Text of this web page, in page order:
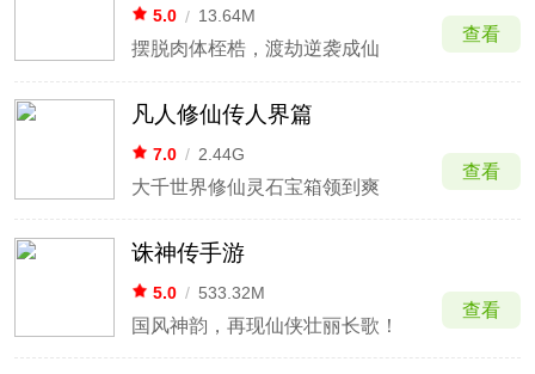
5.0 / 13.64M
摆脱肉体桎梏，渡劫逆袭成仙
查看
凡人修仙传人界篇
7.0 / 2.44G
大千世界修仙灵石宝箱领到爽
查看
诛神传手游
5.0 / 533.32M
国风神韵，再现仙侠壮丽长歌！
查看